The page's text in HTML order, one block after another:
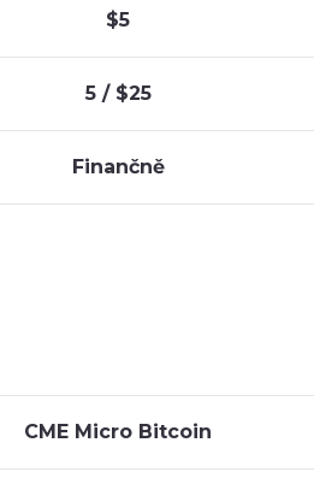
$5
5 / $25
Finančně
CME Micro Bitcoin